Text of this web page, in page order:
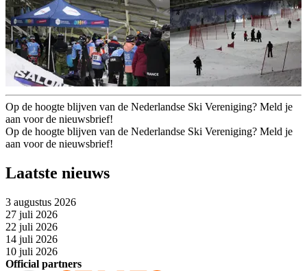
Op de hoogte blijven van de Nederlandse Ski Vereniging? Meld je
aan voor de nieuwsbrief!
Op de hoogte blijven van de Nederlandse Ski Vereniging? Meld je
aan voor de nieuwsbrief!
Laatste nieuws
3 augustus 2026
27 juli 2026
22 juli 2026
14 juli 2026
10 juli 2026
Official partners